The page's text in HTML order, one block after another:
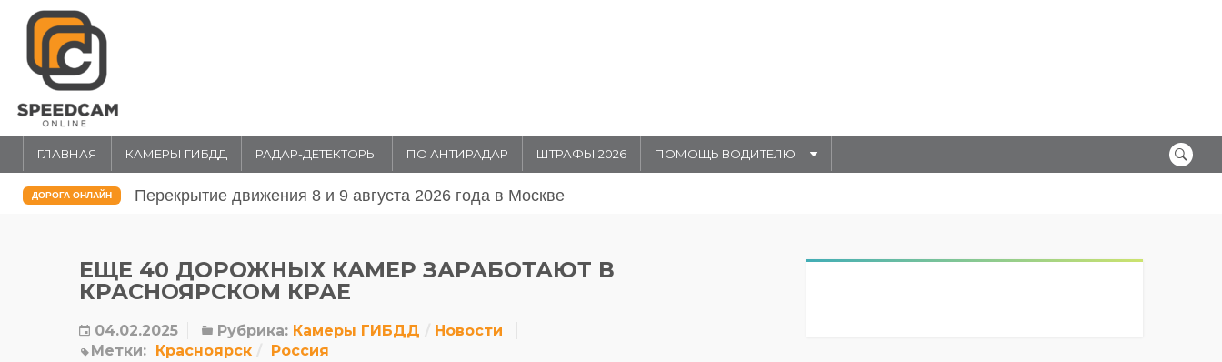
ГЛАВНАЯ КАМЕРЫ ГИБДД РАДАР-ДЕТЕКТОРЫ ПО АНТИРАДАР ШТРАФЫ 2026 ПОМОЩЬ ВОДИТЕЛЮ
ДОРОГА ОНЛАЙН Перекрытие движения 31 июля и 1 августа 20026 года в Москве
ЕЩЕ 40 ДОРОЖНЫХ КАМЕР ЗАРАБОТАЮТ В
КРАСНОЯРСКОМ КРАЕ
04.02.2025 Рубрика: Камеры ГИБДД
Новости
Метки: Красноярск Россия